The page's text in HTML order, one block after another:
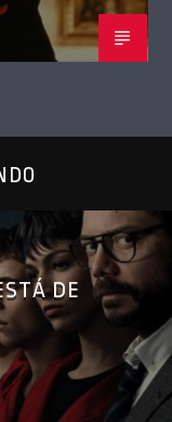
DE